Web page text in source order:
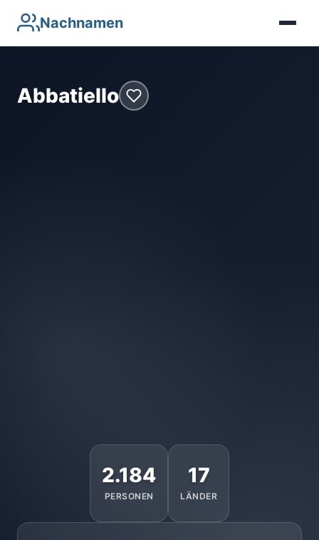
Nachnamen
Abbatiello
2.184
PERSONEN
17
LÄNDER